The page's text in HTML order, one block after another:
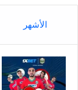
الأشهر